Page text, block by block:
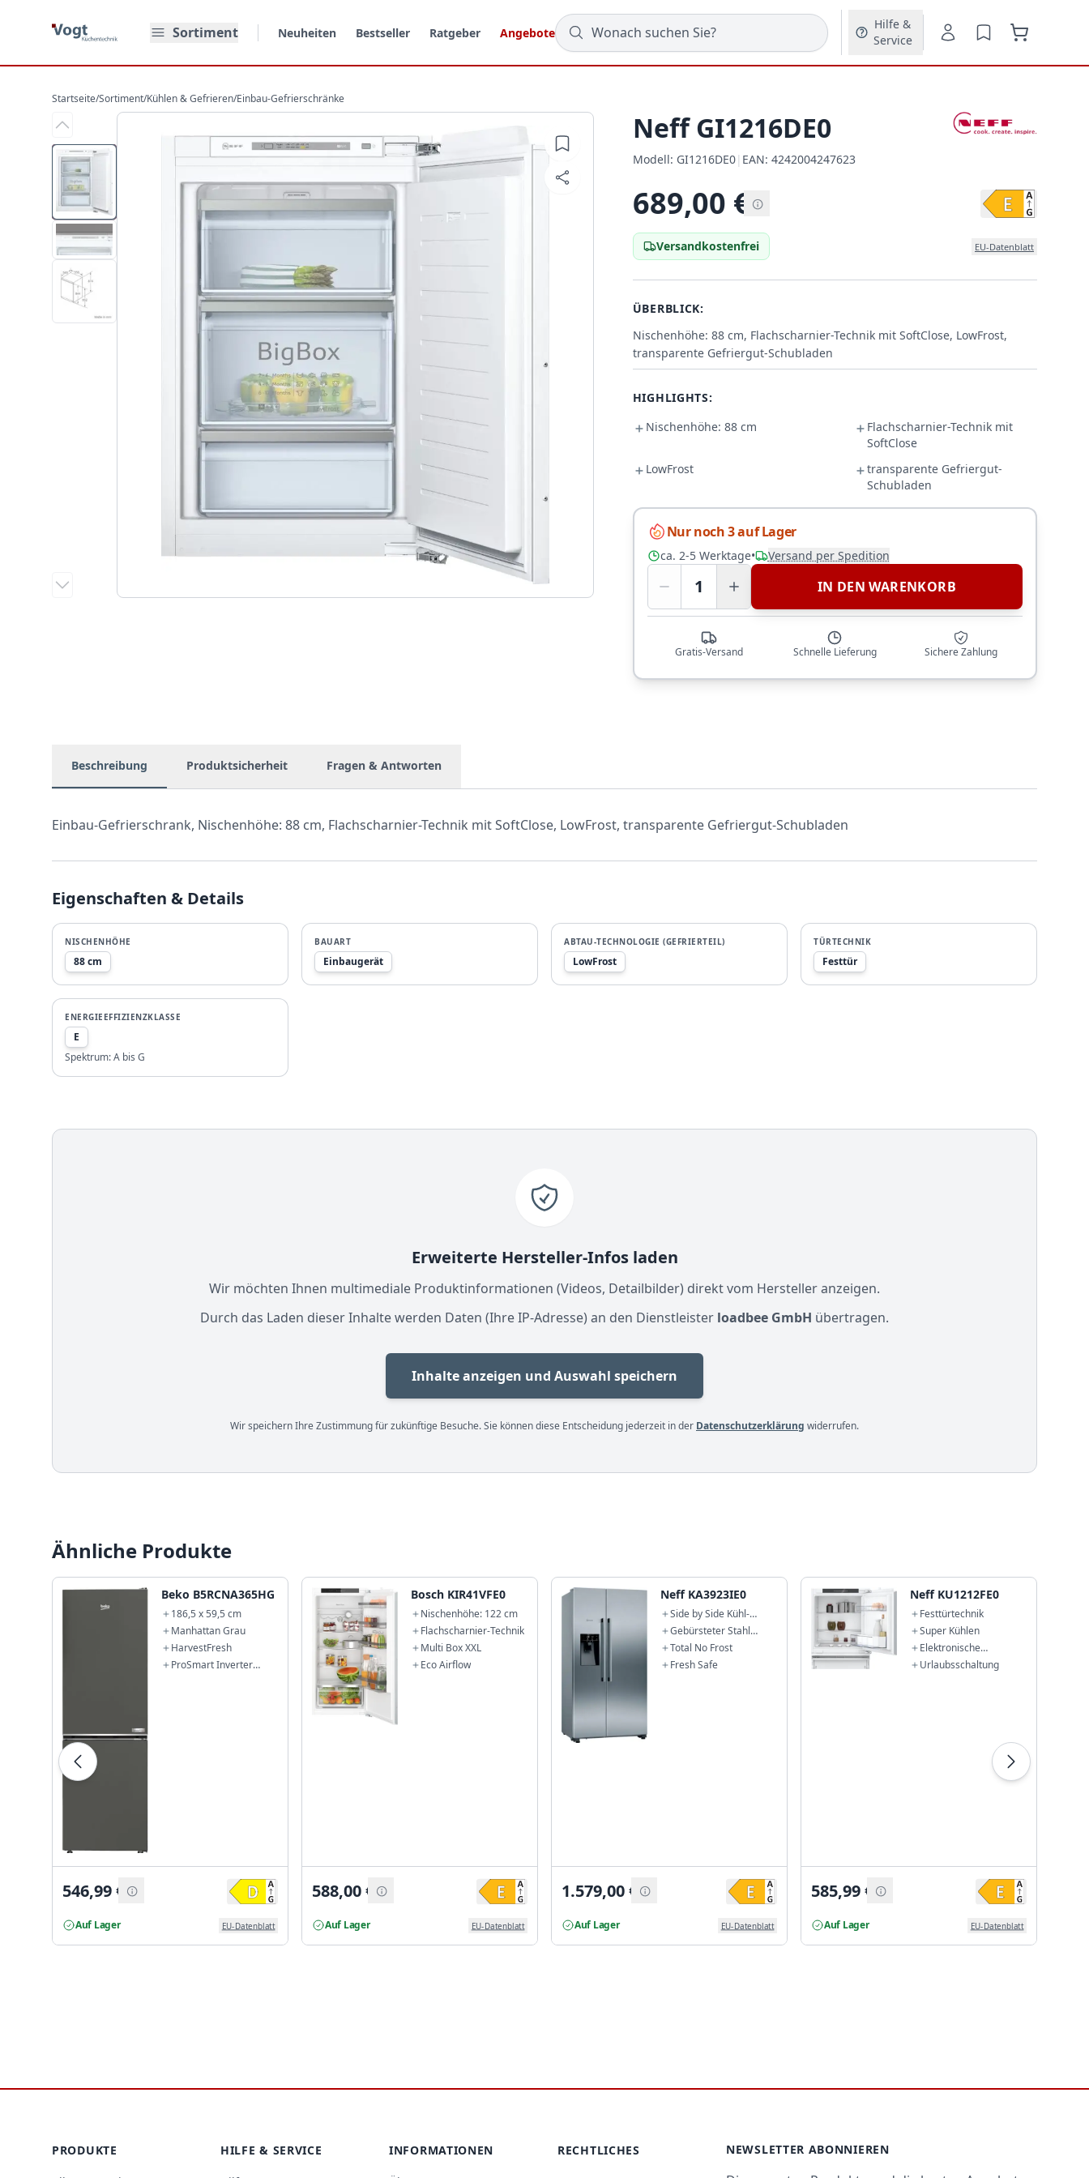
Sortiment
Neuheiten Bestseller Ratgeber Angebote
Hilfe &
Service
Startseite/Sortiment/Kühlen & Gefrieren/Einbau-Gefrierschränke
Neff GI1216DE0
Modell:
Modell: GI1216DE0|
EAN:
EAN: 4242004247623
689,00 €
Versandkostenfrei EU-Datenblatt
ÜBERBLICK:
Nischenhöhe: 88 cm, Flachscharnier-Technik mit SoftClose, LowFrost,
transparente Gefriergut-Schubladen
HIGHLIGHTS:
Nischenhöhe: 88 cm
Flachscharnier-Technik mit
SoftClose
LowFrost
transparente Gefriergut-
Schubladen
Nur noch 3 auf Lager
ca. 2-5 Werktage• Versand per Spedition
1 IN DEN WARENKORB
Gratis-Versand Schnelle Lieferung Sichere Zahlung
Beschreibung Produktsicherheit Fragen & Antworten
Einbau-Gefrierschrank, Nischenhöhe: 88 cm, Flachscharnier-Technik mit SoftClose, LowFrost, transparente Gefriergut-Schubladen
Eigenschaften & Details
NISCHENHÖHE
88 cm
BAUART
Einbaugerät
ABTAU-TECHNOLOGIE (GEFRIERTEIL)
LowFrost
TÜRTECHNIK
Festtür
ENERGIEEFFIZIENZKLASSE
E
Spektrum:A bis G
Erweiterte Hersteller-Infos laden
Wir möchten Ihnen multimediale Produktinformationen (Videos, Detailbilder) direkt vom Hersteller anzeigen.
Durch das Laden dieser Inhalte werden Daten (Ihre IP-Adresse) an den Dienstleister loadbee GmbH übertragen.
Inhalte anzeigen und Auswahl speichern
Wir speichern Ihre Zustimmung für zukünftige Besuche. Sie können diese Entscheidung jederzeit in der Datenschutzerklärung widerrufen.
Ähnliche Produkte
Beko B5RCNA365HG
186,5 x 59,5 cm
Manhattan Grau
HarvestFresh
ProSmart Inverter
546,99€
Auf Lager EU-Datenblatt
Bosch KIR41VFE0
Nischenhöhe: 122 cm
Flachscharnier-Technik
Multi Box XXL
Eco Airflow
588,00€
Auf Lager EU-Datenblatt
Neff KA3923IE0
Side by Side Kühl-
Gefrierkombination
178,7 x 90,8 cm
Gebürsteter Stahl
AntiFingerprint
Total No Frost
Fresh Safe
1.579,00€
Auf Lager EU-Datenblatt
Neff KU1212FE0
Festtürtechnik
Super Kühlen
Elektronische
Temperaturregelung
Urlaubsschaltung
585,99€
Auf Lager EU-Datenblatt
PRODUKTE HILFE & SERVICE INFORMATIONEN RECHTLICHES NEWSLETTER ABONNIEREN